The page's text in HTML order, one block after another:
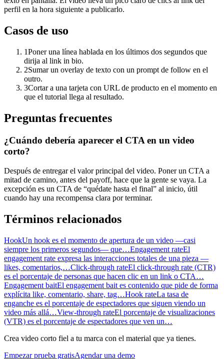
perfil en la hora siguiente a publicarlo.
Casos de uso
1Poner una línea hablada en los últimos dos segundos que
dirija al link in bio.
2Sumar un overlay de texto con un prompt de follow en el
outro.
3Cortar a una tarjeta con URL de producto en el momento en
que el tutorial llega al resultado.
Preguntas frecuentes
¿Cuándo debería aparecer el CTA en un video
corto?
Después de entregar el valor principal del video. Poner un CTA a
mitad de camino, antes del payoff, hace que la gente se vaya. La
excepción es un CTA de “quédate hasta el final” al inicio, útil
cuando hay una recompensa clara por terminar.
Términos relacionados
HookUn hook es el momento de apertura de un video —casi
siempre los primeros segundos— que…Engagement rateEl
engagement rate expresa las interacciones totales de una pieza —
likes, comentarios,…Click-through rateEl click-through rate (CTR)
es el porcentaje de personas que hacen clic en un link o CTA…
Engagement baitEl engagement bait es contenido que pide de forma
explícita like, comentario, share, tag…Hook rateLa tasa de
enganche es el porcentaje de espectadores que siguen viendo un
video más allá…View-through rateEl porcentaje de visualizaciones
(VTR) es el porcentaje de espectadores que ven un…
Crea video corto fiel a tu marca con el material que ya tienes.
Empezar prueba gratisAgendar una demo